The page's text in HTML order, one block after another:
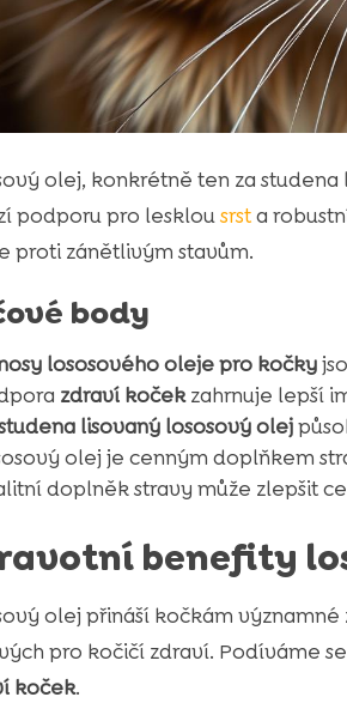
olej, konkrétně ten za
podporu pro lesklousrsta
proti zánětlivým stavům.
body
lososového oleje pro kočky
zdraví kočekzahrnuje lepší
lisovaný lososový olej
olej je cenným doplňkem
doplněk stravy může zlepšit
benefity
olej přináší kočkám
pro kočičí zdraví. Podíváme
koček.